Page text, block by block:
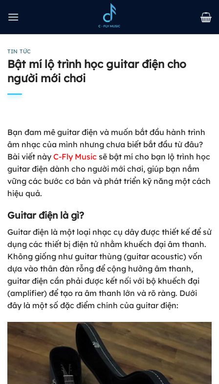
qua
TIN TỨC
Bật mí lộ trình học guitar điện cho
người mới chơi
Bạn đam mê guitar điện và muốn bắt đầu hành trình
âm nhạc của mình nhưng chưa biết bắt đầu từ đâu?
Bài viết này C-Fly Music sẽ bật mí cho bạn lộ trình học
guitar điện dành cho người mới chơi, giúp bạn nắm
vững các bước cơ bản và phát triển kỹ năng một cách
hiệu quả.
Guitar điện là gì?
Guitar điện là một loại nhạc cụ dây được thiết kế để sử
dụng các thiết bị điện tử nhằm khuếch đại âm thanh.
Không giống như guitar thùng (guitar acoustic) vốn
dựa vào thân đàn rỗng để cộng hưởng âm thanh,
guitar điện cần phải được kết nối với bộ khuếch đại
(amplifier) để tạo ra âm thanh lớn và rõ ràng. Dưới
đây là một số đặc điểm chính của guitar điện: